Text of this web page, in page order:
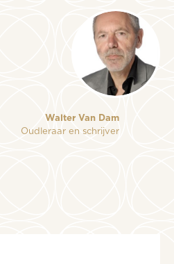
Walter Van Dam
Oudleraar en schrijver